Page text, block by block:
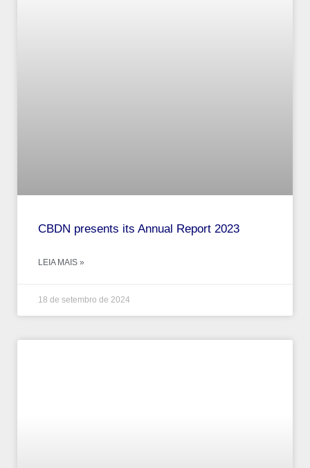
CBDN presents its Annual Report 2023
LEIA MAIS »
18 de setembro de 2024